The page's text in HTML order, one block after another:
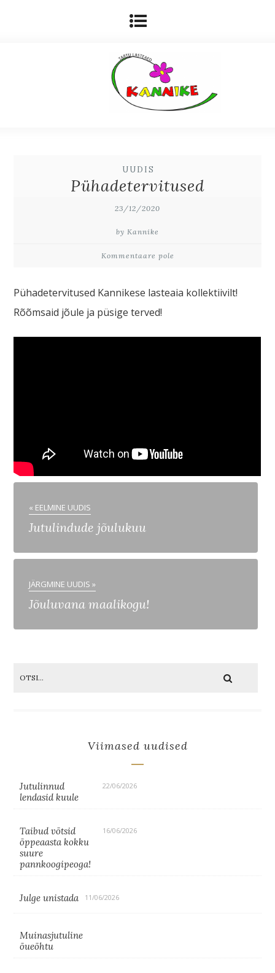
UUDIS
Pühadetervitused
23/12/2020
by Kannike
Kommentaare pole
Pühadetervitused Kannikese lasteaia kollektiivilt!
Rõõmsaid jõule ja püsige terved!
« EELMINE UUDIS
Jutulindude jõulukuu
JÄRGMINE UUDIS »
Jõuluvana maalikogu!
Viimased uudised
Jutulinnud
lendasid kuule
22/06/2026
Taibud võtsid
õppeaasta kokku
suure
pannkoogipeoga!
16/06/2026
Julge unistada 11/06/2026
Muinasjutuline
õueõhtu